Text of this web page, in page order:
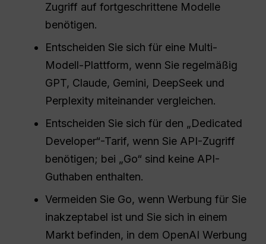
Zugriff auf fortgeschrittene Modelle
benötigen.
Entscheiden Sie sich für eine Multi-
Modell-Plattform, wenn Sie regelmäßig
GPT, Claude, Gemini, DeepSeek und
Perplexity miteinander vergleichen.
Entscheiden Sie sich für den „Dedicated
Developer“-Tarif, wenn Sie API-Zugriff
benötigen; bei „Go“ sind keine API-
Guthaben enthalten.
Vermeiden Sie Go, wenn Werbung für Sie
inakzeptabel ist und Sie sich in einem
Markt befinden, in dem OpenAI Werbung